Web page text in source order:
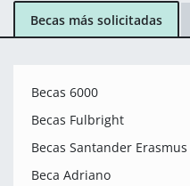
Becas más solicitadas
Becas 6000
Becas Fulbright
Becas Santander Erasmus
Beca Adriano